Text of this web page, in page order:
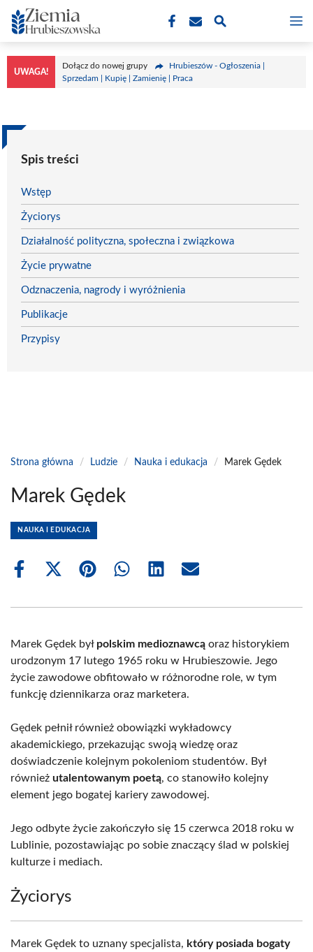
Przejdź
do
treści
UWAGA!
Dołącz do nowej grupy
Hrubieszów - Ogłoszenia |
Sprzedam | Kupię | Zamienię | Praca
Spis treści
Wstęp
Życiorys
Działalność polityczna, społeczna i związkowa
Życie prywatne
Odznaczenia, nagrody i wyróżnienia
Publikacje
Przypisy
Strona główna / Ludzie / Nauka i edukacja / Marek Gędek
Marek Gędek
NAUKA I EDUKACJA
Share
Share
(Twitter)
Share Share Share Share
Marek Gędek był polskim medioznawcą oraz historykiem
urodzonym 17 lutego 1965 roku w Hrubieszowie. Jego
życie zawodowe obfitowało w różnorodne role, w tym
funkcję dziennikarza oraz marketera.
Gędek pełnił również obowiązki wykładowcy
akademickiego, przekazując swoją wiedzę oraz
doświadczenie kolejnym pokoleniom studentów. Był
również utalentowanym poetą, co stanowiło kolejny
element jego bogatej kariery zawodowej.
Jego odbyte życie zakończyło się 15 czerwca 2018 roku w
Lublinie, pozostawiając po sobie znaczący ślad w polskiej
kulturze i mediach.
Życiorys
Marek Gędek to uznany specjalista, który posiada bogaty